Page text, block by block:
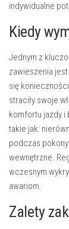
indywidualne
Kiedy
Jednym z
zawieszenia
się
straciły swoje
komfortu jazdy i
takie jak:
podczas
wewnętrzne.
wczesnym
awariom.
Zalety